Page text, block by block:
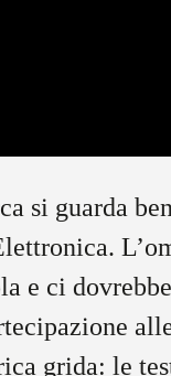
si guarda
e ci
grida: le